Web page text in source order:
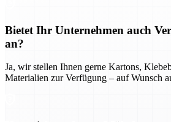
Bietet Ihr Unternehmen auch
an?
Ja, wir stellen Ihnen gerne Kartons,
Materialien zur Verfügung – auf Wunsch